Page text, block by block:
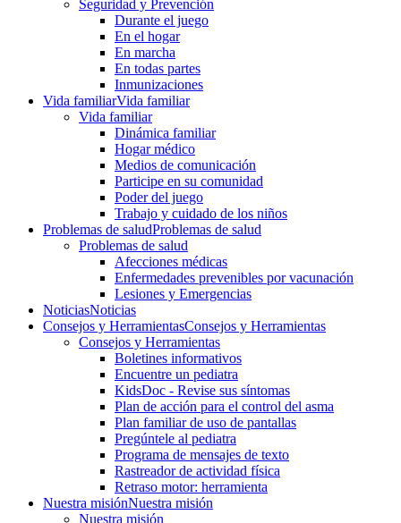
Seguridad y Prevención
Durante el juego
En el hogar
En marcha
En todas partes
Inmunizaciones
Vida familiarVida familiar
Vida familiar
Dinámica familiar
Hogar médico
Medios de comunicación
Participe en su comunidad
Poder del juego
Trabajo y cuidado de los niños
Problemas de saludProblemas de salud
Problemas de salud
Afecciones médicas
Enfermedades prevenibles por vacunación
Lesiones y Emergencias
NoticiasNoticias
Consejos y HerramientasConsejos y Herramientas
Consejos y Herramientas
Boletines informativos
Encuentre un pediatra
KidsDoc - Revise sus síntomas
Plan de acción para el control del asma
Plan familiar de uso de pantallas
Pregúntele al pediatra
Programa de mensajes de texto
Rastre​​ador de activida​d física
Retraso motor: herramienta
Nuestra misiónNuestra misión
Nuestra misión